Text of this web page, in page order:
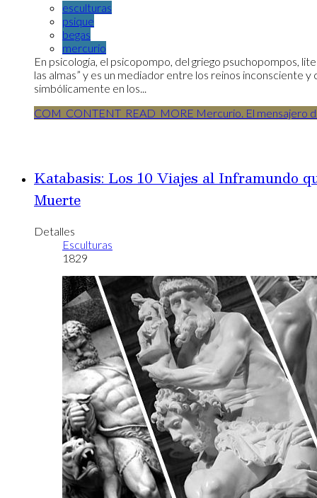
esculturas
psique
begas
mercurio
En psicología, el psicopompo, del griego psuchopompos,
las almas” y es un mediador entre los reinos inconsciente
simbólicamente en los...
COM_CONTENT_READ_MORE Mercurio. El mensajero
Katabasis: Los 10 Viajes al Inframundo
Muerte
Detalles
Esculturas
1829